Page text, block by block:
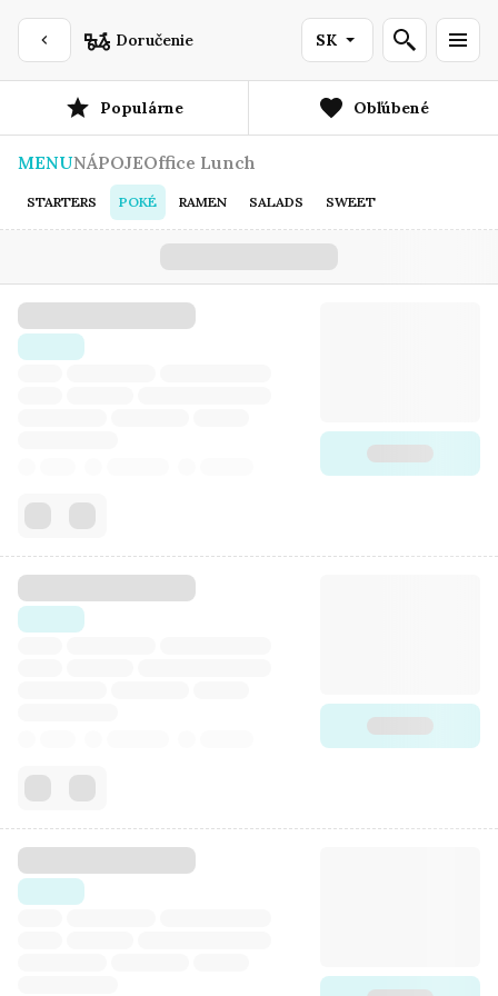
Doručenie SK
Populárne Obľúbené
MENUNÁPOJEOffice Lunch
STARTERS POKÉ RAMEN SALADS SWEET